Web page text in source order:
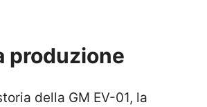
produzione
della GM EV-01, la